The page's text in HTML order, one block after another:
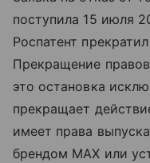
поступила 15 июля
Роспатент
Прекращение
это остановка
прекращает
имеет права
брендом MAX или